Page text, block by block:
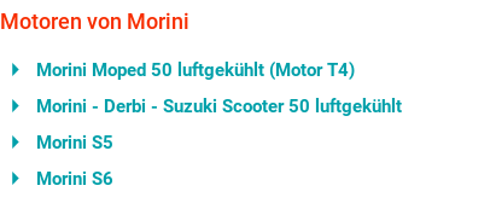
Motoren von Morini
Morini Moped 50 luftgekühlt (Motor T4)
Morini - Derbi - Suzuki Scooter 50 luftgekühlt
Morini S5
Morini S6